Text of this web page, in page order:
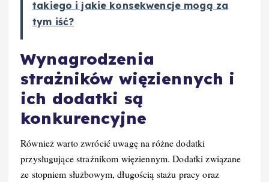
takiego i jakie konsekwencje mogą za
tym iść?
Wynagrodzenia
strażników więziennych i
ich dodatki są
konkurencyjne
Również warto zwrócić uwagę na różne dodatki
przysługujące strażnikom więziennym. Dodatki związane
ze stopniem służbowym, długością stażu pracy oraz